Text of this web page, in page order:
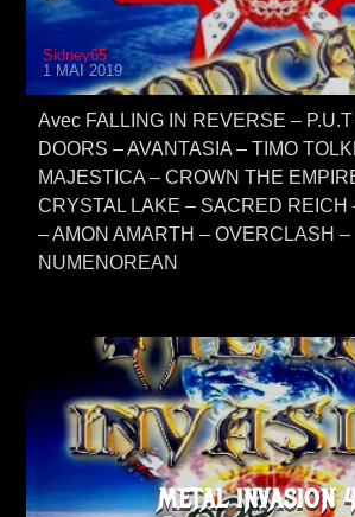
Sidney65
1 MAI 2019
Avec FALLING IN REVERSE –
DOORS – AVANTASIA – TIMO
MAJESTICA – CROWN THE
CRYSTAL LAKE – SACRED REICH
– AMON AMARTH – OVERCLASH –
NUMENOREAN
METAL INVASION